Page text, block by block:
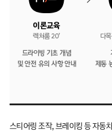
이론교육
렉쳐룸 20’
드라이빙 기초 개념
및 안전 유의 사항 안내
다
제동
스티어링 조작, 브레이킹 등 자동